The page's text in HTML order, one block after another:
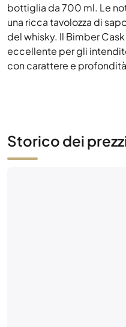
bottiglia da 700 ml. Le
una ricca tavolozza di
del whisky. Il Bimber
eccellente per gli
con carattere e
Storico dei